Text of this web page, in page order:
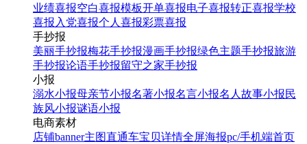
业绩喜报空白喜报模板开单喜报电子喜报转正喜报学校
喜报 入党喜报个人喜报彩票喜报
手抄报
美丽手抄报梅花手抄报漫画手抄报绿色主题手抄报旅游
手抄报论语手抄报留守之家手抄报
小报
溺水小报母亲节小报名著小报名言小报名人故事小报民
族风小报谜语小报
电商素材
店铺banner主图直通车宝贝详情全屏海报pc/手机端首页